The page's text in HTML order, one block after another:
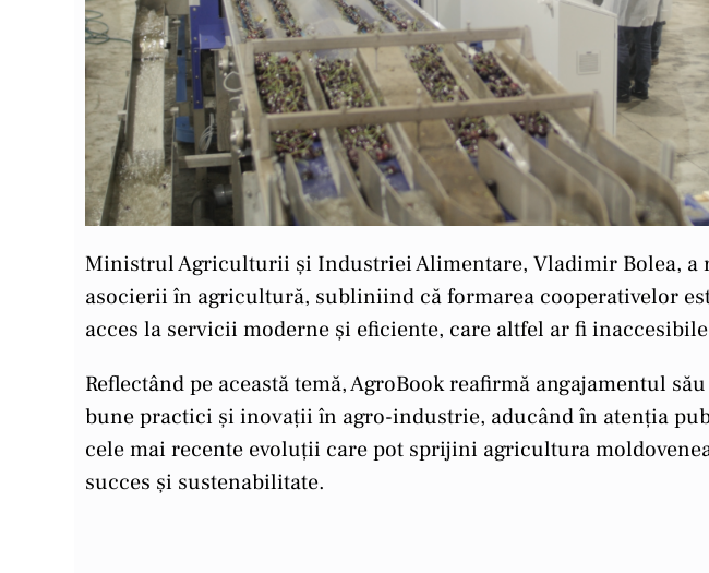
Ministrul Agriculturii și Industriei Alimentare, Vladimir Bolea, a
asocierii în agricultură, subliniind că formarea cooperativelor
acces la servicii moderne și eficiente, care altfel ar fi
Reflectând pe această temă, AgroBook reafirmă angajamentul
bune practici și inovații în agro-industrie, aducând în atenția
cele mai recente evoluții care pot sprijini agricultura
succes și sustenabilitate.